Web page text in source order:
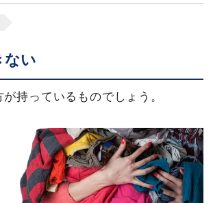
ない
持っているものでしょう。